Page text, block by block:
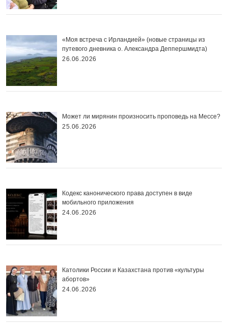
«Моя встреча с Ирландией» (новые страницы из
путевого дневника о. Александра Деппершмидта)
26.06.2026
Может ли мирянин произносить проповедь на Мессе?
25.06.2026
Кодекс канонического права доступен в виде
мобильного приложения
24.06.2026
Католики России и Казахстана против «культуры
абортов»
24.06.2026